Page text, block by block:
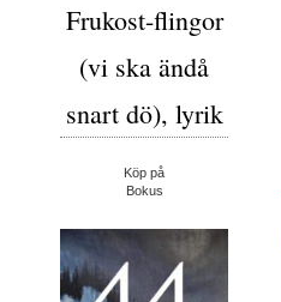
Frukost-flingor
(vi ska ändå
snart dö), lyrik
Köp på
Bokus